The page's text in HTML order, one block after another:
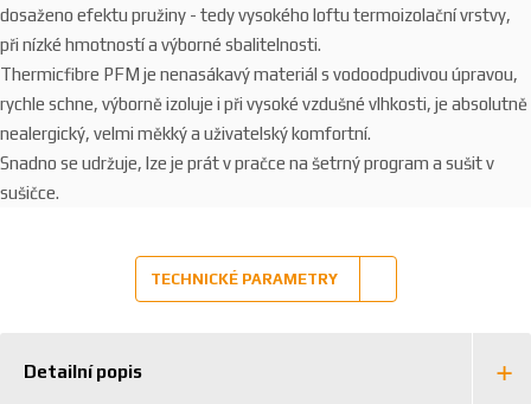
dosaženo efektu pružiny - tedy vysokého loftu termoizolační vrstvy,
při nízké hmotností a výborné sbalitelnosti.
Thermicfibre PFM je nenasákavý materiál s vodoodpudivou úpravou,
rychle schne, výborně izoluje i při vysoké vzdušné vlhkosti, je absolutně
nealergický, velmi měkký a uživatelský komfortní.
Snadno se udržuje, lze je prát v pračce na šetrný program a sušit v
sušičce.
TECHNICKÉ PARAMETRY
Detailní popis